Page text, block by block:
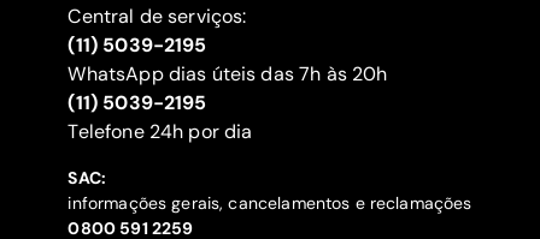
Central de serviços:
(11) 5039-2195
WhatsApp dias úteis das 7h às 20h
(11) 5039-2195
‍Telefone 24h por dia
SAC:
informações gerais, cancelamentos e reclamações
‍0800 591 2259